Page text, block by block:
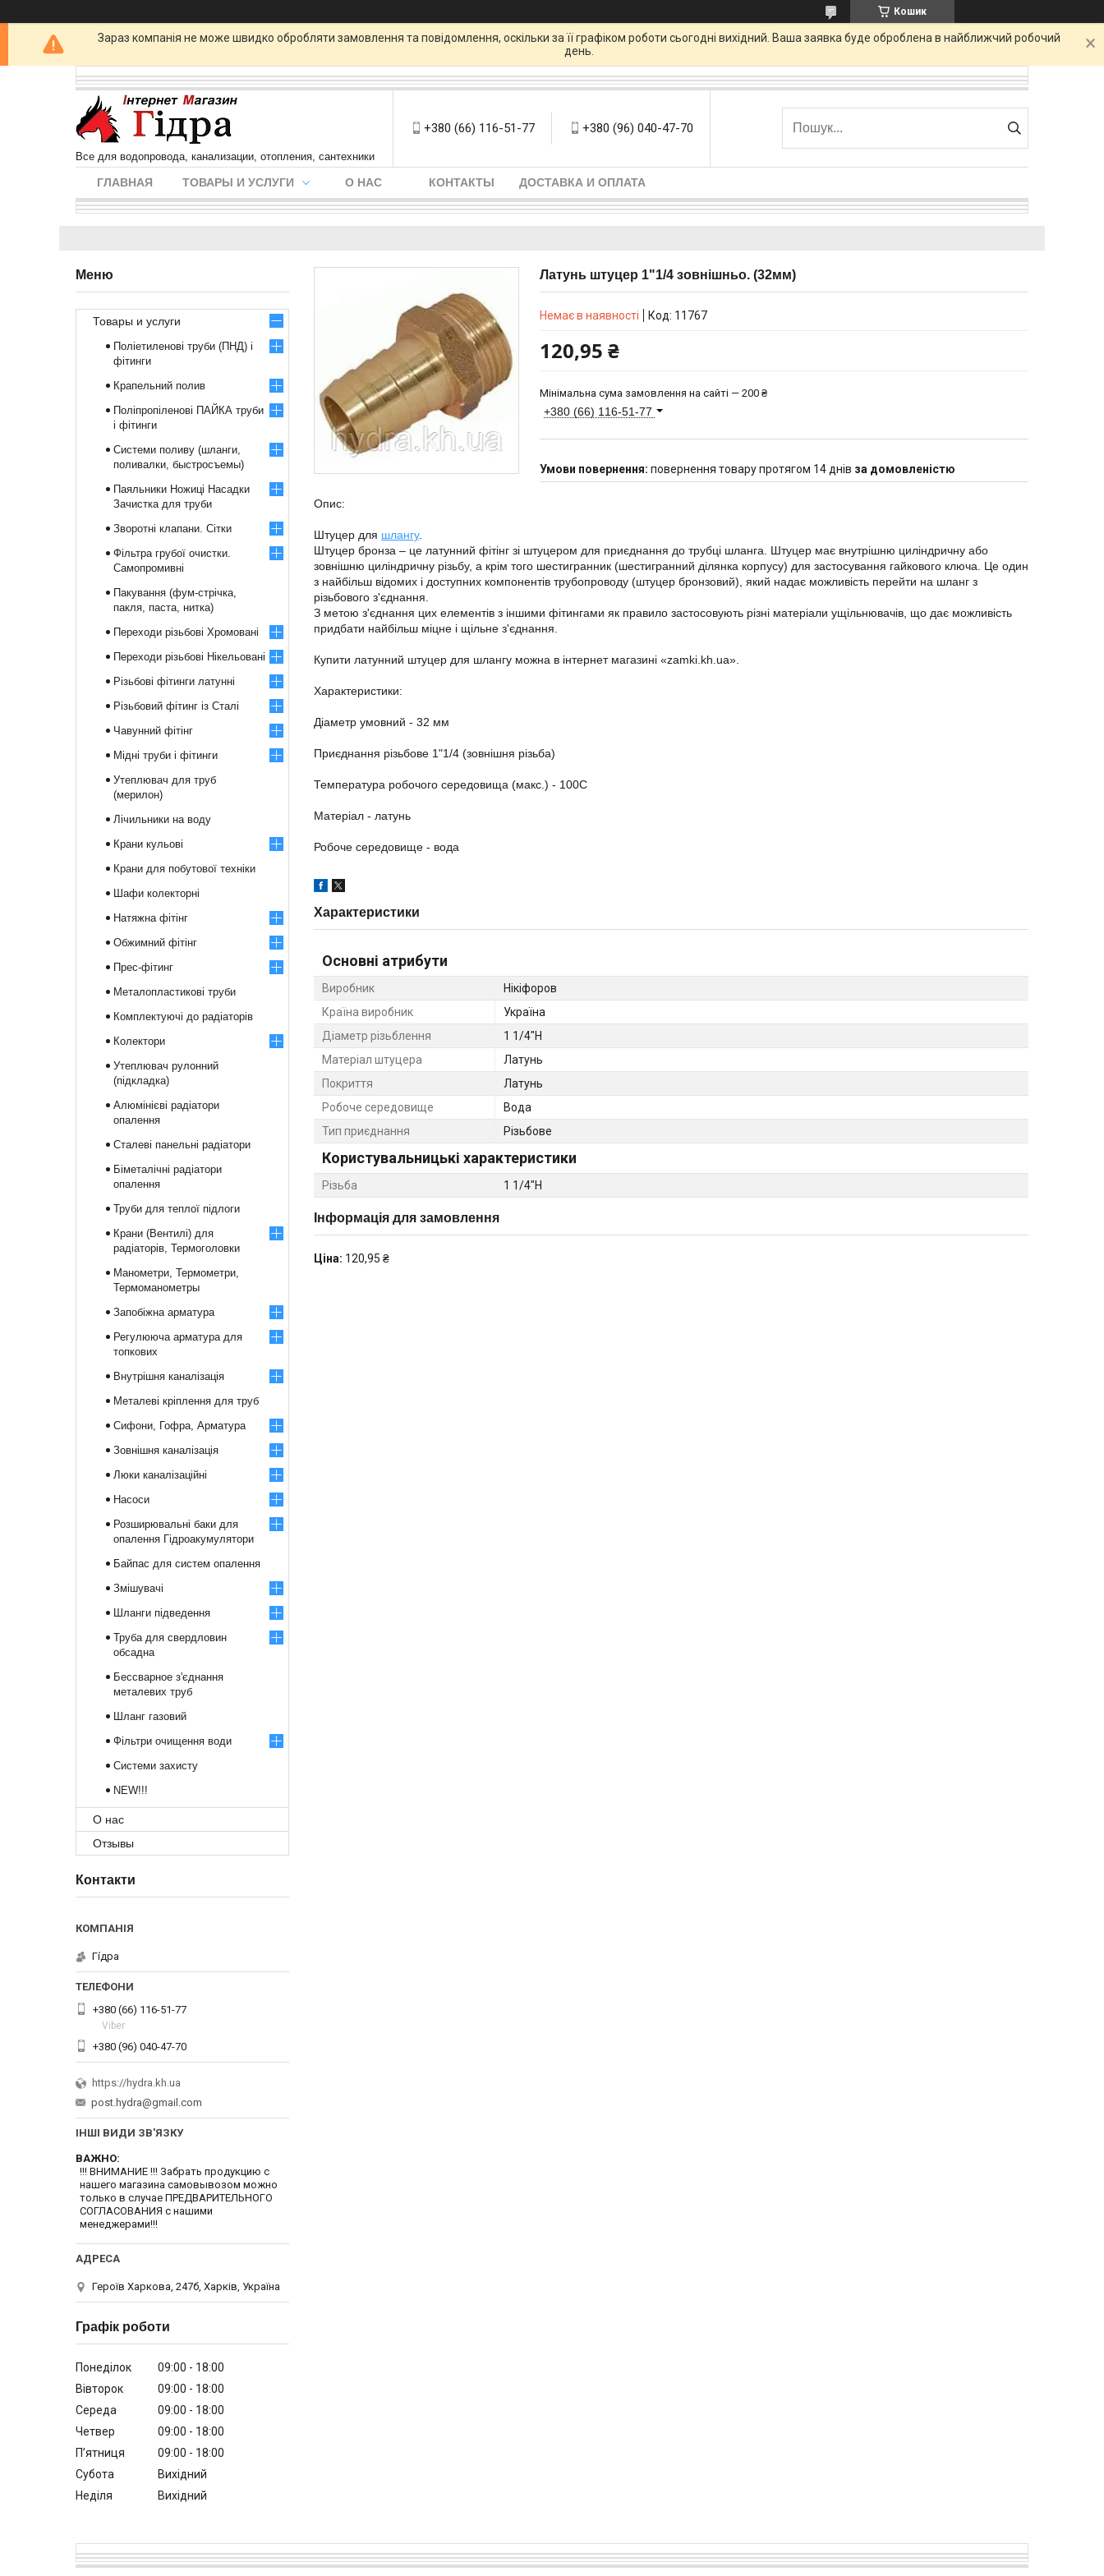
Кошик
Зараз компанія не може швидко обробляти замовлення та повідомлення, оскільки за її графіком роботи сьогодні вихідний. Ваша заявка буде оброблена в найближчий робочий
день.
Все для водопровода, канализации, отопления, сантехники
+380 (66) 116-51-77 +380 (96) 040-47-70
ГЛАВНАЯ ТОВАРЫ И УСЛУГИ О НАС КОНТАКТЫ ДОСТАВКА И ОПЛАТА
Латунь штуцер 1"1/4 зовнішньо. (32мм)
Немає в наявності Код: 11767
120,95 ₴
Мінімальна сума замовлення на сайті — 200 ₴
+380 (66) 116-51-77
повернення товару протягом 14 днів за домовленістю
Опис:
Штуцер для шлангу.
Штуцер бронза – це латунний фітінг зі штуцером для приєднання до трубці шланга. Штуцер має внутрішню циліндричну або
зовнішню циліндричну різьбу, а крім того шестигранник (шестигранний ділянка корпусу) для застосування гайкового ключа. Це один
з найбільш відомих і доступних компонентів трубопроводу (штуцер бронзовий), який надає можливість перейти на шланг з
різьбового з'єднання.
З метою з'єднання цих елементів з іншими фітингами як правило застосовують різні матеріали ущільнювачів, що дає можливість
придбати найбільш міцне і щільне з'єднання.
Купити латунний штуцер для шлангу можна в інтернет магазині «zamki.kh.ua».
Характеристики:
Діаметр умовний - 32 мм
Приєднання різьбове 1"1/4 (зовнішня різьба)
Температура робочого середовища (макс.) - 100С
Матеріал - латунь
Робоче середовище - вода
Характеристики
Основні атрибути
Виробник
Нікіфоров
Країна виробник
Україна
Діаметр різьблення
1 1/4"Н
Матеріал штуцера
Латунь
Покриття
Латунь
Робоче середовище
Вода
Тип приєднання
Різьбове
Користувальницькі характеристики
Різьба 1 1/4"Н
Інформація для замовлення
Ціна: 120,95 ₴
Товары и услуги
Поліетиленові труби (ПНД) і
фітинги
Крапельний полив
Поліпропіленові ПАЙКА труби
і фітинги
Системи поливу (шланги,
поливалки, быстросъемы)
Паяльники Ножиці Насадки
Зачистка для труби
Зворотні клапани. Сітки
Фільтра грубої очистки.
Самопромивні
Пакування (фум-стрічка,
пакля, паста, нитка)
Переходи різьбові Хромовані
Переходи різьбові Нікельовані
Різьбові фітинги латунні
Різьбовий фітинг із Сталі
Чавунний фітінг
Мідні труби і фітинги
Утеплювач для труб
(мерилон)
Лічильники на воду
Крани кульові
Крани для побутової техніки
Шафи колекторні
Натяжна фітінг
Обжимний фітінг
Прес-фітинг
Металопластикові труби
Комплектуючі до радіаторів
Колектори
Утеплювач рулонний
(підкладка)
Алюмінієві радіатори
опалення
Сталеві панельні радіатори
Біметалічні радіатори
опалення
Труби для теплої підлоги
Крани (Вентилі) для
радіаторів, Термоголовки
Манометри, Термометри,
Термоманометры
Запобіжна арматура
Регулююча арматура для
топкових
Внутрішня каналізація
Металеві кріплення для труб
Сифони, Гофра, Арматура
Зовнішня каналізація
Люки каналізаційні
Насоси
Розширювальні баки для
опалення Гідроакумулятори
Байпас для систем опалення
Змішувачі
Шланги підведення
Труба для свердловин
обсадна
Бессварное з'єднання
металевих труб
Шланг газовий
Фільтри очищення води
Системи захисту
NEW!!!
О нас
Отзывы
Контакти
Гі́дра
+380 (66) 116-51-77
Viber
+380 (96) 040-47-70
https://hydra.kh.ua
post.hydra@gmail.com
ІНШІ ВИДИ ЗВ'ЯЗКУ
ВАЖНО
!!! ВНИМАНИЕ !!! Забрать продукцию с
нашего магазина самовывозом можно
только в случае ПРЕДВАРИТЕЛЬНОГО
СОГЛАСОВАНИЯ с нашими
менеджерами!!!
Героїв Харкова, 247б, Харків, Україна
Графік роботи
Понеділок 09:00
18:00
Вівторок
09:00
18:00
Середа
09:00
18:00
Четвер
09:00
18:00
Пʼятниця
09:00
18:00
Субота
Вихідний
Неділя
Вихідний